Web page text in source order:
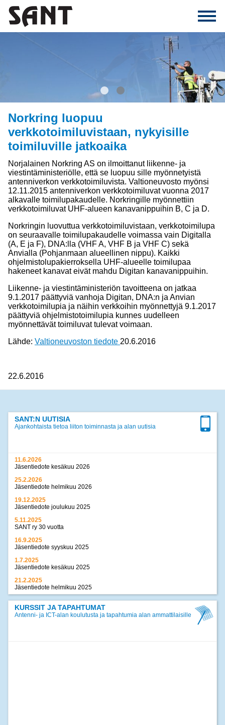
1 2
Norkring luopuu
verkkotoimiluvistaan, nykyisille
toimiluville jatkoaika
Norjalainen Norkring AS on ilmoittanut liikenne- ja
viestintäministeriölle, että se luopuu sille myönnetyistä
antenniverkon verkkotoimiluvista. Valtioneuvosto myönsi
12.11.2015 antenniverkon verkkotoimiluvat vuonna 2017
alkavalle toimilupakaudelle. Norkringille myönnettiin
verkkotoimiluvat UHF-alueen kanavanippuihin B, C ja D.
Norkringin luovuttua verkkotoimiluvistaan, verkkotoimilupa
on seuraavalle toimilupakaudelle voimassa vain Digitalla
(A, E ja F), DNA:lla (VHF A, VHF B ja VHF C) sekä
Anvialla (Pohjanmaan alueellinen nippu). Kaikki
ohjelmistolupakierroksella UHF-alueelle toimilupaa
hakeneet kanavat eivät mahdu Digitan kanavanippuihin.
Liikenne- ja viestintäministeriön tavoitteena on jatkaa
9.1.2017 päättyviä vanhoja Digitan, DNA:n ja Anvian
verkkotoimilupia ja näihin verkkoihin myönnettyjä 9.1.2017
päättyviä ohjelmistotoimilupia kunnes uudelleen
myönnettävät toimiluvat tulevat voimaan.
Lähde: Valtioneuvoston tiedote 20.6.2016
22.6.2016
SANT:N UUTISIA
Ajankohtaista tietoa liiton toiminnasta ja alan uutisia
11.6.2026
Jäsentiedote kesäkuu 2026
25.2.2026
Jäsentiedote helmikuu 2026
19.12.2025
Jäsentiedote joulukuu 2025
5.11.2025
SANT ry 30 vuotta
16.9.2025
Jäsentiedote syyskuu 2025
1.7.2025
Jäsentiedote kesäkuu 2025
21.2.2025
Jäsentiedote helmikuu 2025
17.12.2024
Jäsentiedote joulukuu 2024
KURSSIT JA TAPAHTUMAT
Antenni- ja ICT-alan koulutusta ja tapahtumia alan ammattilaisille